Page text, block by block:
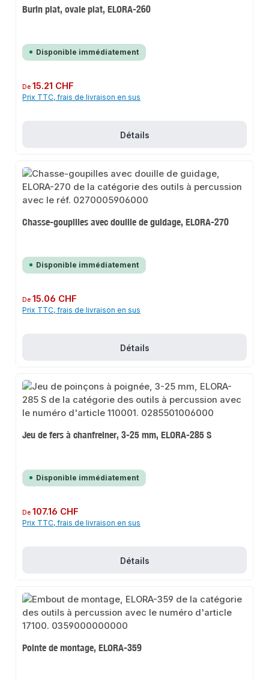
Burin plat, ovale plat, ELORA-260
Disponible immédiatement
Prix régulier :
De15.21 CHF
Prix TTC, frais de livraison en sus
Détails
Chasse-goupilles avec douille de guidage, ELORA-270
Disponible immédiatement
Prix régulier :
De15.06 CHF
Prix TTC, frais de livraison en sus
Détails
Jeu de fers à chanfreiner, 3-25 mm, ELORA-285 S
Disponible immédiatement
Prix régulier :
De107.16 CHF
Prix TTC, frais de livraison en sus
Détails
Pointe de montage, ELORA-359